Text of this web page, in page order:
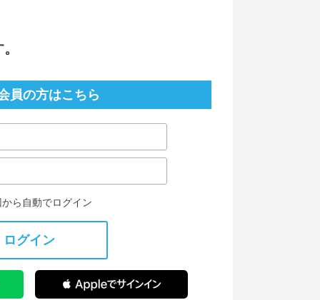
員の方はこちら
から自動でログイン
ログイン